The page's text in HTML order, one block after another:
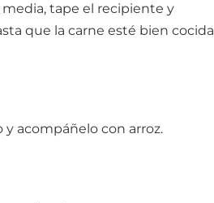
tape el recipiente y
que la carne esté bien cocida
y acompáñelo con arroz.